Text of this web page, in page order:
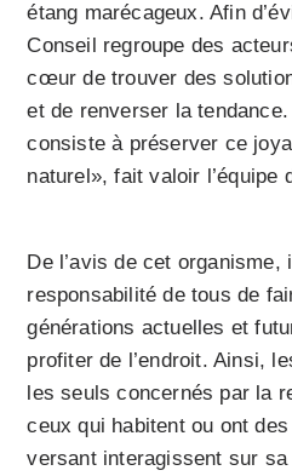
étang marécageux. Afin
Conseil regroupe des
cœur de trouver des
et de renverser la tendance.
consiste à préserver ce
naturel», fait valoir l’équipe
De l’avis de cet organisme,
responsabilité de tous de
générations actuelles et
profiter de l’endroit. Ainsi,
les seuls concernés par la
ceux qui habitent ou ont
versant interagissent sur sa